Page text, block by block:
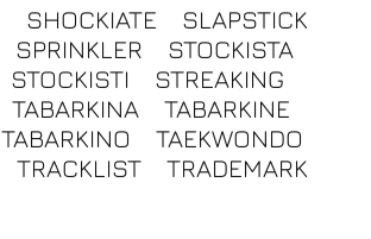
SHOCKIATE
SLAPSTICK
SPRINKLER
STOCKISTA
STOCKISTI
STREAKING
TABARKINA
TABARKINE
TABARKINO
TAEKWONDO
TRACKLIST TRADEMARK